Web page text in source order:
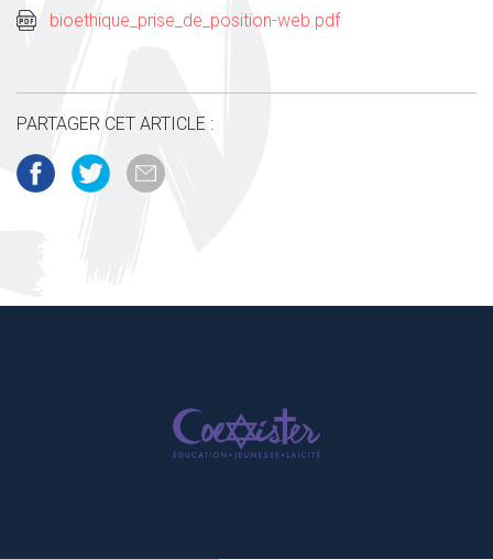
bioethique_prise_de_position-web.pdf
PARTAGER CET ARTICLE :